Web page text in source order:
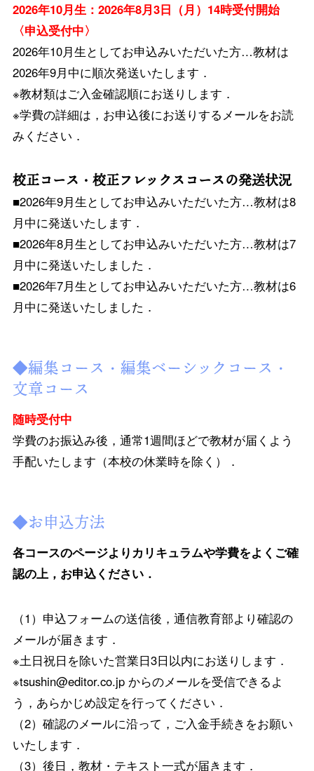
2026年10月生：2026年8月3日（月）14時受付開始
〈申込受付中〉
2026年10月生としてお申込みいただいた方…教材は
2026年9月中に順次発送いたします．
※教材類はご入金確認順にお送りします．
※学費の詳細は，お申込後にお送りするメールをお読
みください．
校正コース・校正フレックスコースの発送状況
■2026年9月生としてお申込みいただいた方…教材は8
月中に発送いたします．
■2026年8月生としてお申込みいただいた方…教材は7
月中に発送いたしました．
■2026年7月生としてお申込みいただいた方…教材は6
月中に発送いたしました．
◆編集コース・編集ベーシックコース・
文章コース
随時受付中
学費のお振込み後，通常1週間ほどで教材が届くよう
手配いたします（本校の休業時を除く）．
◆お申込方法
各コースのページよりカリキュラムや学費をよくご確
認の上，お申込ください．
（1）申込フォームの送信後，通信教育部より確認の
メールが届きます．
※土日祝日を除いた営業日3日以内にお送りします．
※tsushin@editor.co.jp からのメールを受信できるよ
う，あらかじめ設定を行ってください．
（2）確認のメールに沿って，ご入金手続きをお願い
いたします．
（3）後日，教材・テキスト一式が届きます．